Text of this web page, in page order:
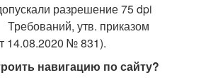
разрешение 75 dpi
Требований, утв. приказом
14.08.2020 № 831).
навигацию по сайту?